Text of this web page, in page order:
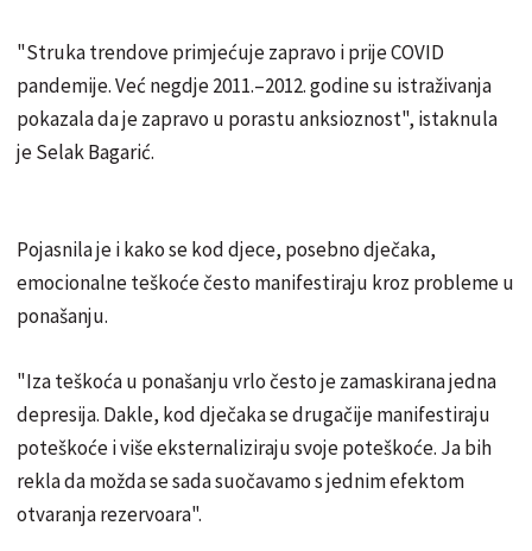
"Struka trendove primjećuje zapravo i prije COVID
pandemije. Već negdje 2011.–2012. godine su istraživanja
pokazala da je zapravo u porastu anksioznost", istaknula
je Selak Bagarić.
Pojasnila je i kako se kod djece, posebno dječaka,
emocionalne teškoće često manifestiraju kroz probleme u
ponašanju.
"Iza teškoća u ponašanju vrlo često je zamaskirana jedna
depresija. Dakle, kod dječaka se drugačije manifestiraju
poteškoće i više eksternaliziraju svoje poteškoće. Ja bih
rekla da možda se sada suočavamo s jednim efektom
otvaranja rezervoara".